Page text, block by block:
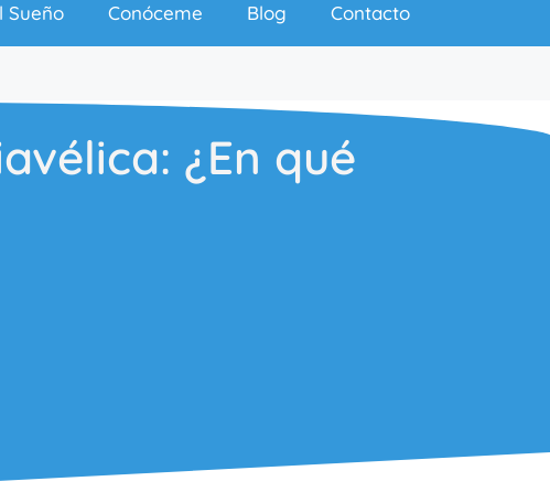
Sueño Conóceme Blog Contacto
¿En qué